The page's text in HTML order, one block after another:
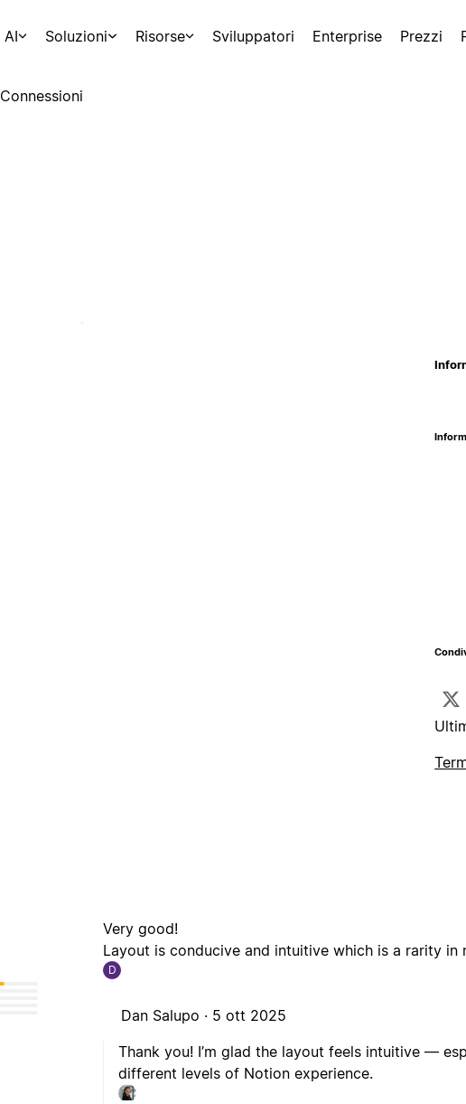
AI Soluzioni Risorse Sviluppatori Enterprise Prezzi
Connessioni
Very good!
Layout is conducive and intuitive which is a rarity in
D
Dan Salupo · 5 ott 2025
Thank you! I’m glad the layout feels intuitive —
different levels of Notion experience.